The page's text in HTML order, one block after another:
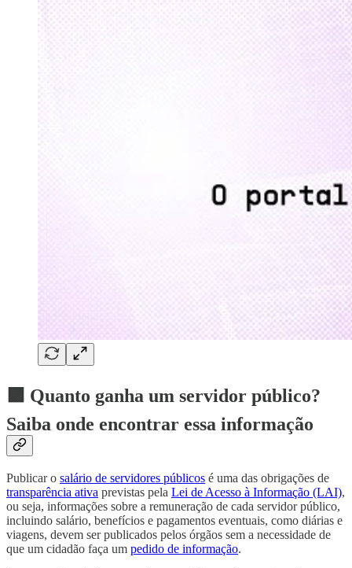
🟪 Quanto ganha um servidor público?
Saiba onde encontrar essa informação
Publicar o salário de servidores públicos é uma das obrigações de
transparência ativa previstas pela Lei de Acesso à Informação (LAI),
ou seja, informações sobre a remuneração de cada servidor público,
incluindo salário, benefícios e pagamentos eventuais, como diárias e
viagens, devem ser publicados pelos órgãos sem a necessidade de
que um cidadão faça um pedido de informação.